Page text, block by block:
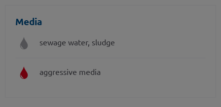
Media
sewage water, sludge
aggressive media